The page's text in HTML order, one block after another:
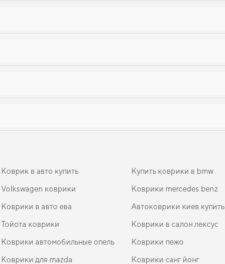
Коврик в авто купить
Volkswagen коврики
Коврики в авто ева
Тойота коврики
Коврики автомобильные опель
Коврики для mazda
Купить коврики в bmw
Коврики mercedes benz
Автоковрики киев купить
Коврики в салон лексус
Коврики пежо
Коврики санг йонг